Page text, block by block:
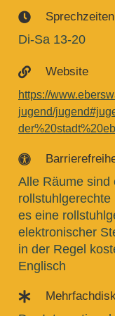
 Sprechzeiten
Di-Sa 13-20
 Website
https://
jugend/

Alle Räume sind
es eine
elektronischer
in der Regel
Englisch
